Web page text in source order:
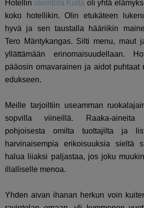
Hotellin ravintola Kultá oli yhtä
koko hotellikin. Olin etukäteen
hyvä ja sen taustalla hääriikin
Tero Mäntykangas. Silti menu, maut
yllättämään erinomaisuudellaan.
pääosin omavarainen ja aidot puhtaat
edukseen.
Meille tarjoiltiin useamman
sopvilla viineillä. Raaka-aineita
pohjoisesta omilta tuottajilta ja
harvinaisempia erikoisuuksia sieltä
halua liiaksi paljastaa, jos joku
illalliselle menoa.
Yhden aivan ihanan herkun voin